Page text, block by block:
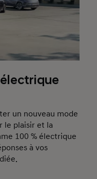
un nouveau mode
le plaisir et la
100 % électrique
à vos